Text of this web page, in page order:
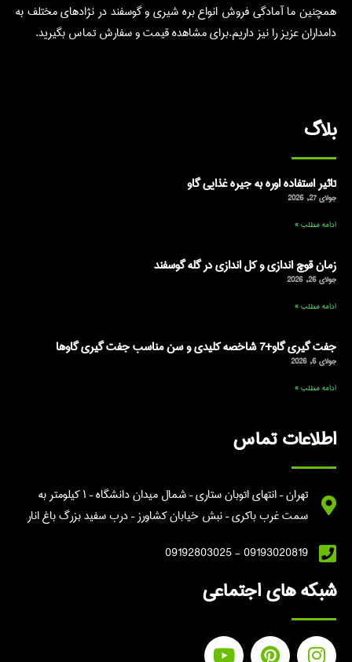
همچنین ما آمادگی فروش انواع بره شیری و گوسفند در نژادهای مختلف به
دامداران عزیز را نیز داریم.برای مشاهده قیمت و سفارش تماس بگیرید.
بلاگ
تاثیر استفاده اوره به جیره غذایی گاو
جولای 27, 2026
ادامه مطلب »
زمان قوچ اندازی و کل اندازی در گله گوسفند
جولای 26, 2026
ادامه مطلب »
جفت گیری گاو+7 شاخصه کلیدی و سن مناسب جفت گیری گاوها
جولای 6, 2026
ادامه مطلب »
اطلاعات تماس
تهران – انتهای اتوبان ستاری – شمال میدان دانشگاه – ۱ کیلومتر به
سمت غرب باکری – نبش خیابان کشاورز – درب سفید بزرگ باغ انار
09193020819 - 09192803025
شبکه های اجتماعی